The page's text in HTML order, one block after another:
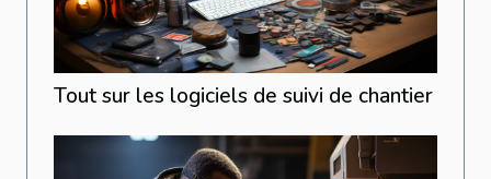
Tout sur les logiciels de suivi de chantier